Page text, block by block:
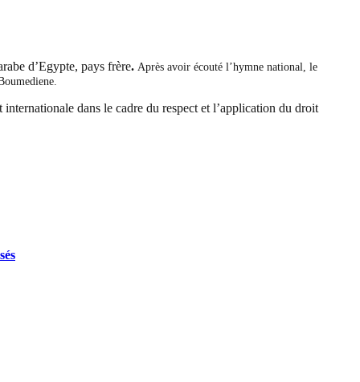
d’Egypte, pays frère. Après avoir écouté l’hymne national, le
dans le cadre du respect et l’application du droit